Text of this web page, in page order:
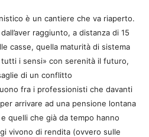
è un cantiere che va riaperto.
raggiunto, a distanza di 15
casse, quella maturità di sistema
i sensi» con serenità il futuro,
di un conflitto
fra i professionisti che davanti
arrivare ad una pensione lontana
quelli che già da tempo hanno
vivono di rendita (ovvero sulle